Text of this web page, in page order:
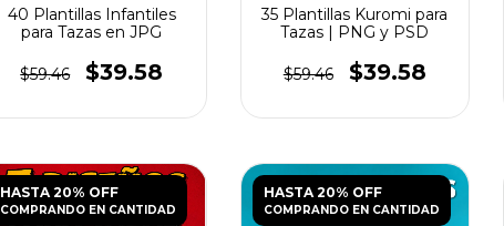
40 Plantillas Infantiles
para Tazas en JPG
$59.46 $39.58
35 Plantillas Kuromi para
Tazas | PNG y PSD
$59.46 $39.58
HASTA 20% OFF
COMPRANDO EN CANTIDAD
HASTA 20% OFF
COMPRANDO EN CANTIDAD